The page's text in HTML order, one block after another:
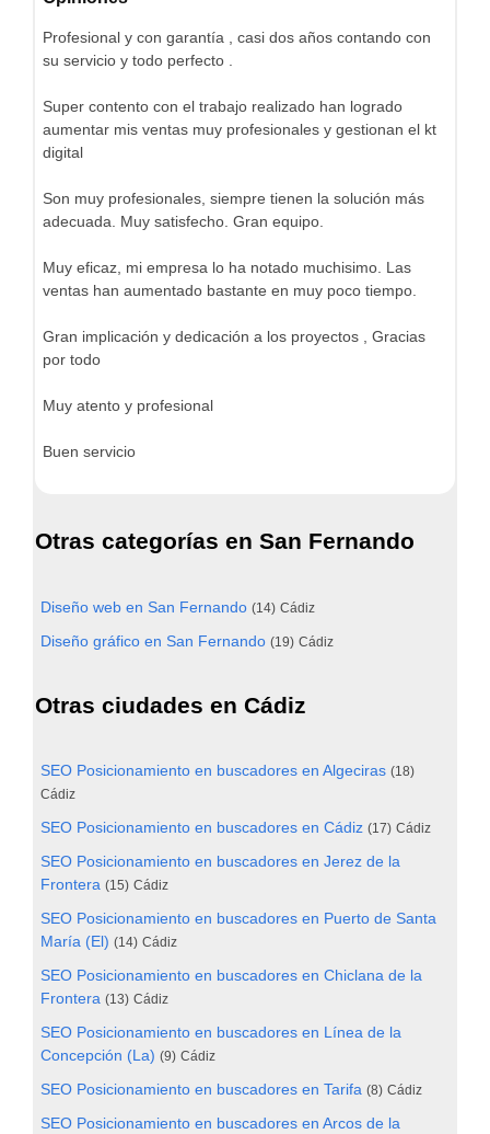
Profesional y con garantía , casi dos años contando con
su servicio y todo perfecto .
Super contento con el trabajo realizado han logrado
aumentar mis ventas muy profesionales y gestionan el kt
digital
Son muy profesionales, siempre tienen la solución más
adecuada. Muy satisfecho. Gran equipo.
Muy eficaz, mi empresa lo ha notado muchisimo. Las
ventas han aumentado bastante en muy poco tiempo.
Gran implicación y dedicación a los proyectos , Gracias
por todo
Muy atento y profesional
Buen servicio
Otras categorías en San Fernando
Diseño web en San Fernando (14) Cádiz
Diseño gráfico en San Fernando (19) Cádiz
Otras ciudades en Cádiz
SEO Posicionamiento en buscadores en Algeciras (18)
Cádiz
SEO Posicionamiento en buscadores en Cádiz (17) Cádiz
SEO Posicionamiento en buscadores en Jerez de la
Frontera (15) Cádiz
SEO Posicionamiento en buscadores en Puerto de Santa
María (El) (14) Cádiz
SEO Posicionamiento en buscadores en Chiclana de la
Frontera (13) Cádiz
SEO Posicionamiento en buscadores en Línea de la
Concepción (La) (9) Cádiz
SEO Posicionamiento en buscadores en Tarifa (8) Cádiz
SEO Posicionamiento en buscadores en Arcos de la